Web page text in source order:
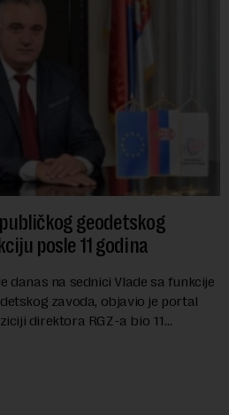
geodetskog
posle 11 godina
danas na sednici Vlade sa funkcije
zavoda, objavio je portal
direktora RGZ-a bio 11